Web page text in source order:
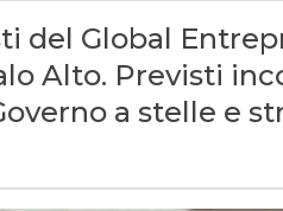
del Global
Alto. Previsti
a stelle e